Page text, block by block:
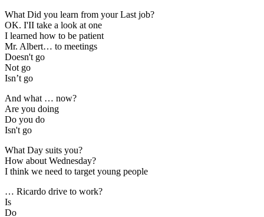
What Did you learn from your Last job?
OK. I'II take a look at one
I learned how to be patient
Mr. Albert… to meetings
Doesn't go
Not go
Isn’t go
And what … now?
Are you doing
Do you do
Isn't go
What Day suits you?
How about Wednesday?
I think we need to target young people
… Ricardo drive to work?
Is
Do